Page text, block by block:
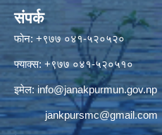
संपर्क
फोन: +९७७ ०४१-५२०५२०
फ्याक्स: +९७७ ०४१-५२०५१०
इमेल:info@janakpurmun.gov.np
jankpursmc@gmail.com